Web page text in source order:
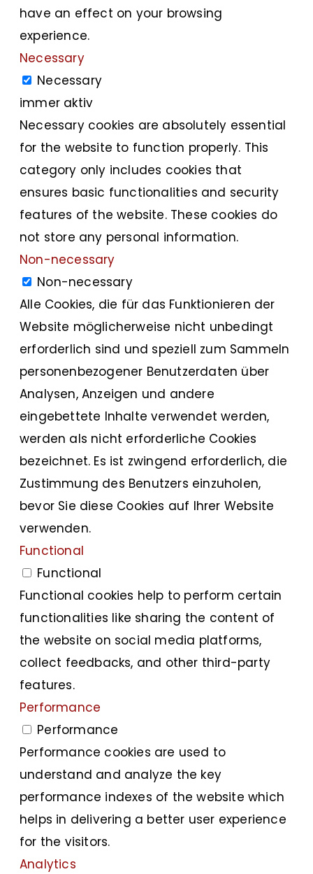
have an effect on your browsing
experience.
Necessary
Necessary
immer aktiv
Necessary cookies are absolutely essential
for the website to function properly. This
category only includes cookies that
ensures basic functionalities and security
features of the website. These cookies do
not store any personal information.
Non-necessary
Non-necessary
Alle Cookies, die für das Funktionieren der
Website möglicherweise nicht unbedingt
erforderlich sind und speziell zum Sammeln
personenbezogener Benutzerdaten über
Analysen, Anzeigen und andere
eingebettete Inhalte verwendet werden,
werden als nicht erforderliche Cookies
bezeichnet. Es ist zwingend erforderlich, die
Zustimmung des Benutzers einzuholen,
bevor Sie diese Cookies auf Ihrer Website
verwenden.
Functional
Functional
Functional cookies help to perform certain
functionalities like sharing the content of
the website on social media platforms,
collect feedbacks, and other third-party
features.
Performance
Performance
Performance cookies are used to
understand and analyze the key
performance indexes of the website which
helps in delivering a better user experience
for the visitors.
Analytics